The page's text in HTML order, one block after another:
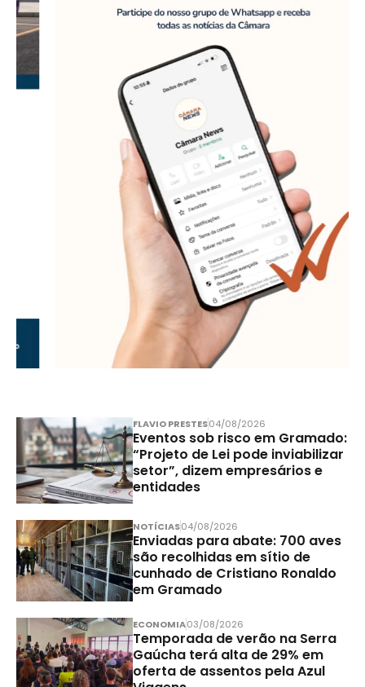
FLAVIO PRESTES04/08/2026
Eventos sob risco em Gramado:
“Projeto de Lei pode inviabilizar
setor”, dizem empresários e
entidades
NOTÍCIAS04/08/2026
Enviadas para abate: 700 aves
são recolhidas em sítio de
cunhado de Cristiano Ronaldo
em Gramado
ECONOMIA03/08/2026
Temporada de verão na Serra
Gaúcha terá alta de 29% em
oferta de assentos pela Azul